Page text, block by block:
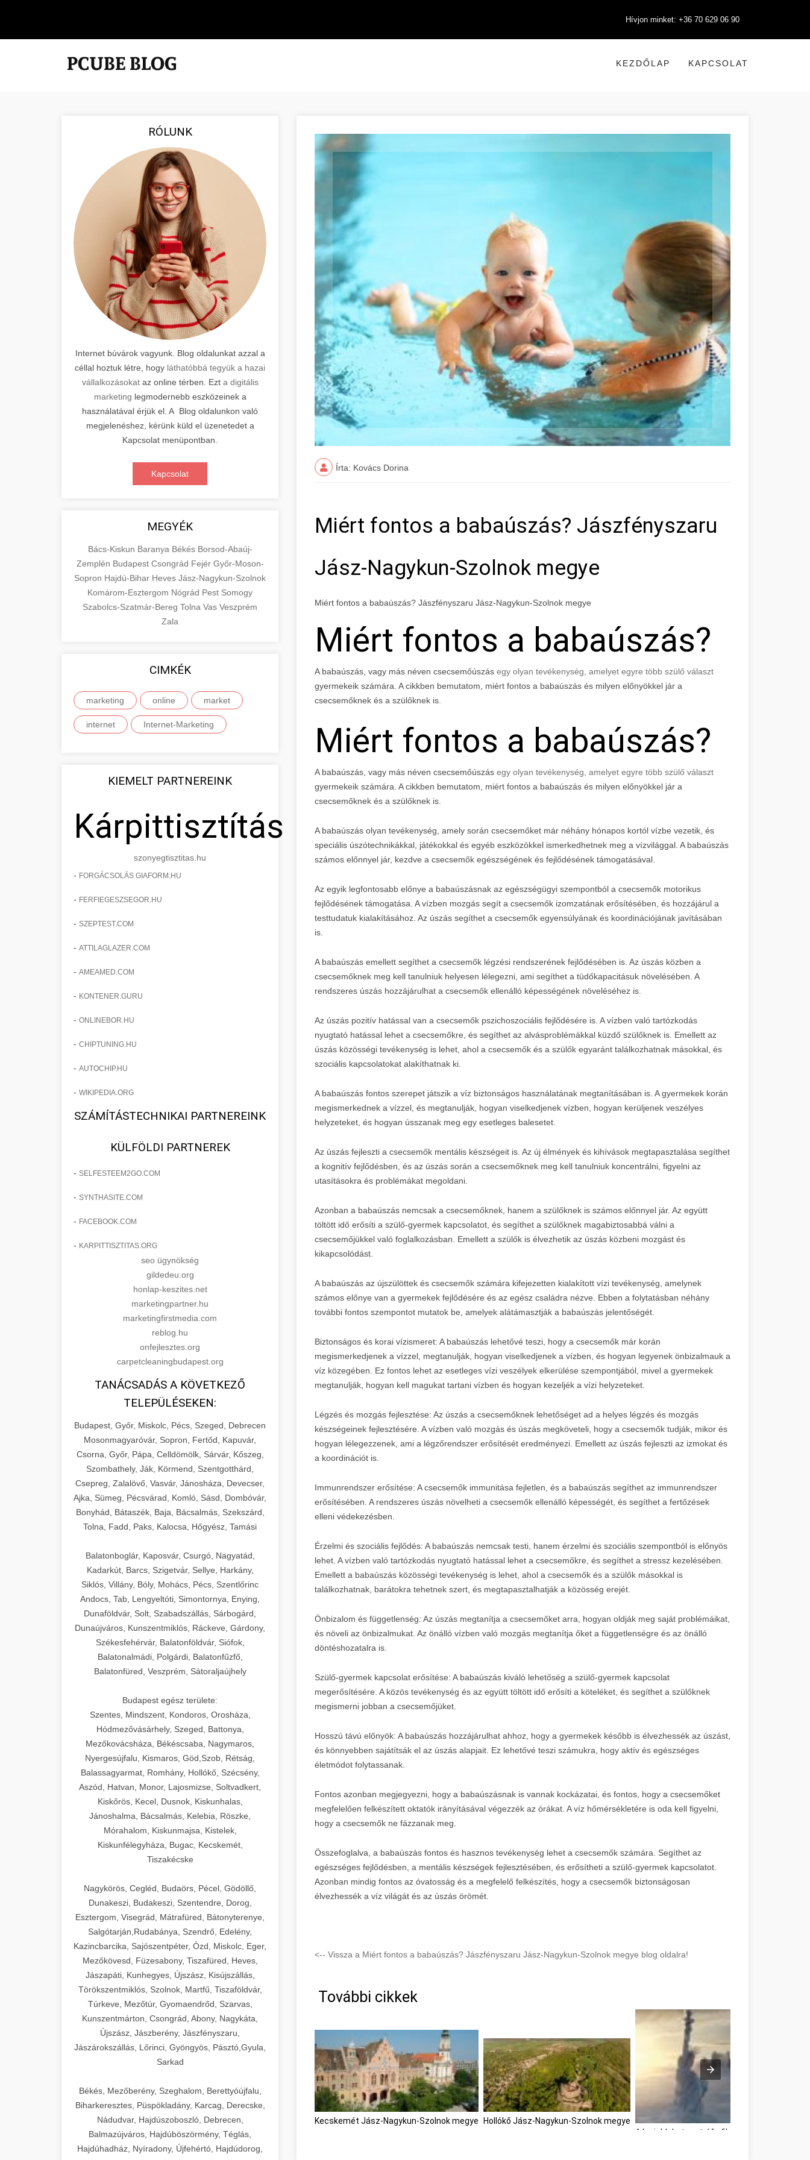
Hívjon minket: +36 70 629 06 90
KEZDŐLAP KAPCSOLAT
RÓLUNK
Internet búvárok vagyunk. Blog oldalunkat azzal a
céllal hoztuk létre, hogy láthatóbbá tegyük a hazai
vállalkozásokataz online térben. Ezt a digitális
marketing legmodernebb eszközeinek a
használatával érjük el. A Blog oldalunkon való
megjelenéshez, kérünk küld el üzenetedet a
Kapcsolat menüpontban.
Kapcsolat
MEGYÉK
Bács-Kiskun Baranya Békés Borsod-Abaúj-
Zemplén Budapest Csongrád Fejér Győr-Moson-
Sopron Hajdú-Bihar Heves Jász-Nagykun-Szolnok
Komárom-Esztergom Nógrád Pest Somogy
Szabolcs-Szatmár-Bereg Tolna Vas Veszprém
Zala
CIMKÉK
marketing online market
internet Internet-Marketing
KIEMELT PARTNEREINK
Kárpittisztítás
szonyegtisztitas.hu
- FORGÁCSOLÁS GIAFORM.HU
- FERFIEGESZSEGOR.HU
- SZEPTEST.COM
- ATTILAGLAZER.COM
- AMEAMED.COM
- KONTENER.GURU
- ONLINEBOR.HU
- CHIPTUNING.HU
- AUTOCHIP.HU
- WIKIPEDIA.ORG
SZÁMÍTÁSTECHNIKAI PARTNEREINK
KÜLFÖLDI PARTNEREK
- SELFESTEEM2GO.COM
- SYNTHASITE.COM
- FACEBOOK.COM
- KARPITTISZTITAS.ORG
seo ügynökség
gildedeu.org
honlap-keszites.net
marketingpartner.hu
marketingfirstmedia.com
reblog.hu
onfejlesztes.org
carpetcleaningbudapest.org
TANÁCSADÁS A KÖVETKEZŐ
TELEPÜLÉSEKEN:
Budapest, Győr, Miskolc, Pécs, Szeged, Debrecen
Mosonmagyaróvár, Sopron, Fertőd, Kapuvár,
Csorna, Győr, Pápa, Celldömölk, Sárvár, Kőszeg,
Szombathely, Ják, Körmend, Szentgotthárd,
Csepreg, Zalalövő, Vasvár, Jánosháza, Devecser,
Ajka, Sümeg, Pécsvárad, Komló, Sásd, Dombóvár,
Bonyhád, Bátaszék, Baja, Bácsalmás, Szekszárd,
Tolna, Fadd, Paks, Kalocsa, Hőgyész, Tamási
Balatonboglár, Kaposvár, Csurgó, Nagyatád,
Kadarkút, Barcs, Szigetvár, Sellye, Harkány,
Siklós, Villány, Bóly, Mohács, Pécs, Szentlőrinc
Andocs, Tab, Lengyeltóti, Simontornya, Enying,
Dunaföldvár, Solt, Szabadszállás, Sárbogárd,
Dunaújváros, Kunszentmiklós, Ráckeve, Gárdony,
Székesfehérvár, Balatonföldvár, Siófok,
Balatonalmádi, Polgárdi, Balatonfűzfő,
Balatonfüred, Veszprém, Sátoraljaújhely
Budapest egész területe:
Szentes, Mindszent, Kondoros, Orosháza,
Hódmezővásárhely, Szeged, Battonya,
Mezőkovácsháza, Békéscsaba, Nagymaros,
Nyergesújfalu, Kismaros, Göd,Szob, Rétság,
Balassagyarmat, Romhány, Hollókő, Szécsény,
Aszód, Hatvan, Monor, Lajosmizse, Soltvadkert,
Kiskőrös, Kecel, Dusnok, Kiskunhalas,
Jánoshalma, Bácsalmás, Kelebia, Röszke,
Mórahalom, Kiskunmajsa, Kistelek,
Kiskunfélegyháza, Bugac, Kecskemét,
Tiszakécske
Nagykörös, Cegléd, Budaörs, Pécel, Gödöllő,
Dunakeszi, Budakeszi, Szentendre, Dorog,
Esztergom, Visegrád, Mátrafüred, Bátonyterenye,
Salgótarján,Rudabánya, Szendrő, Edelény,
Kazincbarcika, Sajószentpéter, Ózd, Miskolc, Eger,
Mezőkövesd, Füzesabony, Tiszafüred, Heves,
Jászapáti, Kunhegyes, Újszász, Kisújszállás,
Törökszentmiklós, Szolnok, Martfű, Tiszaföldvár,
Túrkeve, Mezőtúr, Gyomaendrőd, Szarvas,
Kunszentmárton, Csongrád, Abony, Nagykáta,
Újszász, Jászberény, Jászfényszaru,
Jászárokszállás, Lőrinci, Gyöngyös, Pásztó,Gyula,
Sarkad
Békés, Mezőberény, Szeghalom, Berettyóújfalu,
Biharkeresztes, Püspökladány, Karcag, Derecske,
Nádudvar, Hajdúszoboszló, Debrecen,
Balmazújváros, Hajdúböszörmény, Téglás,
Hajdúhadház, Nyíradony, Újfehértó, Hajdúdorog,
Írta: Kovács Dorina
Miért fontos a babaúszás? Jászfényszaru
Jász-Nagykun-Szolnok megye
Miért fontos a babaúszás? Jászfényszaru Jász-Nagykun-Szolnok megye
Miért fontos a babaúszás?
A babaúszás, vagy más néven csecsemőúszás egy olyan tevékenység, amelyet egyre több szülő választ
gyermekeik számára. A cikkben bemutatom, miért fontos a babaúszás és milyen előnyökkel jár a
csecsemőknek és a szülőknek is.
Miért fontos a babaúszás?
A babaúszás, vagy más néven csecsemőúszás egy olyan tevékenység, amelyet egyre több szülő választ
gyermekeik számára. A cikkben bemutatom, miért fontos a babaúszás és milyen előnyökkel jár a
csecsemőknek és a szülőknek is.
A babaúszás olyan tevékenység, amely során csecsemőket már néhány hónapos kortól vízbe vezetik, és
speciális úszótechnikákkal, játékokkal és egyéb eszközökkel ismerkedhetnek meg a vízvilággal. A babaúszás
számos előnnyel jár, kezdve a csecsemők egészségének és fejlődésének támogatásával.
Az egyik legfontosabb előnye a babaúszásnak az egészségügyi szempontból a csecsemők motorikus
fejlődésének támogatása. A vízben mozgás segít a csecsemők izomzatának erősítésében, és hozzájárul a
testtudatuk kialakításához. Az úszás segíthet a csecsemők egyensúlyának és koordinációjának javításában
is.
A babaúszás emellett segíthet a csecsemők légzési rendszerének fejlődésében is. Az úszás közben a
csecsemőknek meg kell tanulniuk helyesen lélegezni, ami segíthet a tüdőkapacitásuk növelésében. A
rendszeres úszás hozzájárulhat a csecsemők ellenálló képességének növeléséhez is.
Az úszás pozitív hatással van a csecsemők pszichoszociális fejlődésére is. A vízben való tartózkodás
nyugtató hatással lehet a csecsemőkre, és segíthet az alvásproblémákkal küzdő szülőknek is. Emellett az
úszás közösségi tevékenység is lehet, ahol a csecsemők és a szülők egyaránt találkozhatnak másokkal, és
szociális kapcsolatokat alakíthatnak ki.
A babaúszás fontos szerepet játszik a víz biztonságos használatának megtanításában is. A gyermekek korán
megismerkednek a vízzel, és megtanulják, hogyan viselkedjenek vízben, hogyan kerüljenek veszélyes
helyzeteket, és hogyan ússzanak meg egy esetleges balesetet.
Az úszás fejleszti a csecsemők mentális készségeit is. Az új élmények és kihívások megtapasztalása segíthet
a kognitív fejlődésben, és az úszás során a csecsemőknek meg kell tanulniuk koncentrálni, figyelni az
utasításokra és problémákat megoldani.
Azonban a babaúszás nemcsak a csecsemőknek, hanem a szülőknek is számos előnnyel jár. Az együtt
töltött idő erősíti a szülő-gyermek kapcsolatot, és segíthet a szülőknek magabiztosabbá válni a
csecsemőjükkel való foglalkozásban. Emellett a szülők is élvezhetik az úszás közbeni mozgást és
kikapcsolódást.
A babaúszás az újszülöttek és csecsemők számára kifejezetten kialakított vízi tevékenység, amelynek
számos előnye van a gyermekek fejlődésére és az egész családra nézve. Ebben a folytatásban néhány
további fontos szempontot mutatok be, amelyek alátámasztják a babaúszás jelentőségét.
Biztonságos és korai vízismeret: A babaúszás lehetővé teszi, hogy a csecsemők már korán
megismerkedjenek a vízzel, megtanulják, hogyan viselkedjenek a vízben, és hogyan legyenek önbizalmauk a
víz közegében. Ez fontos lehet az esetleges vízi veszélyek elkerülése szempontjából, mivel a gyermekek
megtanulják, hogyan kell magukat tartani vízben és hogyan kezeljék a vízi helyzeteket.
Légzés és mozgás fejlesztése: Az úszás a csecsemőknek lehetőséget ad a helyes légzés és mozgás
készségeinek fejlesztésére. A vízben való mozgás és úszás megköveteli, hogy a csecsemők tudják, mikor és
hogyan lélegezzenek, ami a légzőrendszer erősítését eredményezi. Emellett az úszás fejleszti az izmokat és
a koordinációt is.
Immunrendszer erősítése: A csecsemők immunitása fejletlen, és a babaúszás segíthet az immunrendszer
erősítésében. A rendszeres úszás növelheti a csecsemők ellenálló képességét, és segíthet a fertőzések
elleni védekezésben.
Érzelmi és szociális fejlődés: A babaúszás nemcsak testi, hanem érzelmi és szociális szempontból is előnyös
lehet. A vízben való tartózkodás nyugtató hatással lehet a csecsemőkre, és segíthet a stressz kezelésében.
Emellett a babaúszás közösségi tevékenység is lehet, ahol a csecsemők és a szülők másokkal is
találkozhatnak, barátokra tehetnek szert, és megtapasztalhatják a közösség erejét.
Önbizalom és függetlenség: Az úszás megtanítja a csecsemőket arra, hogyan oldják meg saját problémáikat,
és növeli az önbizalmukat. Az önálló vízben való mozgás megtanítja őket a függetlenségre és az önálló
döntéshozatalra is.
Szülő-gyermek kapcsolat erősítése: A babaúszás kiváló lehetőség a szülő-gyermek kapcsolat
megerősítésére. A közös tevékenység és az együtt töltött idő erősíti a köteléket, és segíthet a szülőknek
megismerni jobban a csecsemőjüket.
Hosszú távú előnyök: A babaúszás hozzájárulhat ahhoz, hogy a gyermekek később is élvezhessék az úszást,
és könnyebben sajátítsák el az úszás alapjait. Ez lehetővé teszi számukra, hogy aktív és egészséges
életmódot folytassanak.
Fontos azonban megjegyezni, hogy a babaúszásnak is vannak kockázatai, és fontos, hogy a csecsemőket
megfelelően felkészített oktatók irányításával végezzék az órákat. A víz hőmérsékletére is oda kell figyelni,
hogy a csecsemők ne fázzanak meg.
Összefoglalva, a babaúszás fontos és hasznos tevékenység lehet a csecsemők számára. Segíthet az
egészséges fejlődésben, a mentális készségek fejlesztésében, és erősítheti a szülő-gyermek kapcsolatot.
Azonban mindig fontos az óvatosság és a megfelelő felkészítés, hogy a csecsemők biztonságosan
élvezhessék a víz világát és az úszás örömét.
<-- Vissza a Miért fontos a babaúszás? Jászfényszaru Jász-Nagykun-Szolnok megye blog oldalra!
További cikkek
Kecskemét Jász-Nagykun-Szolnok megye Hollókő Jász-Nagykun-Szolnok megye
A legjobb katasztrófa filmek Jász-Nagykun-